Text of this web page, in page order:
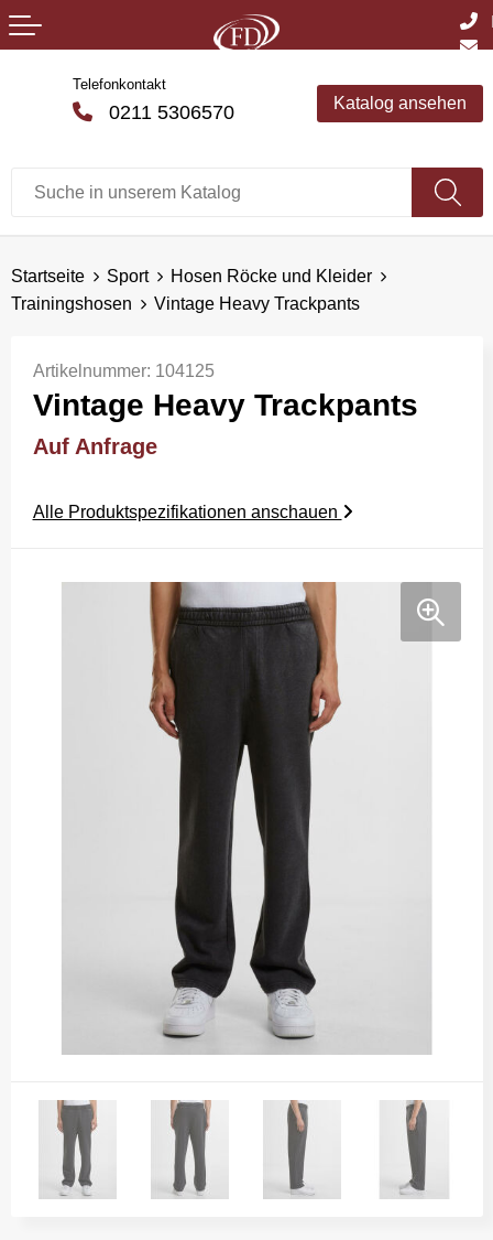
Telefonkontakt
0211 5306570 Katalog ansehen
Startseite Sport
Hosen Röcke und Kleider
Trainingshosen
Vintage Heavy Trackpants
Artikelnummer: 104125
Vintage Heavy Trackpants
Auf Anfrage
Alle Produktspezifikationen anschauen